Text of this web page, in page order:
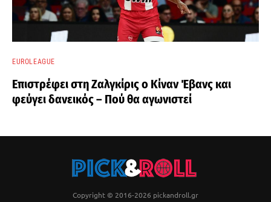
EUROLEAGUE
Επιστρέφει στη Ζαλγκίρις ο Κίναν Έβανς και
φεύγει δανεικός – Πού θα αγωνιστεί
Copyright © 2016-2026 pickandroll.gr